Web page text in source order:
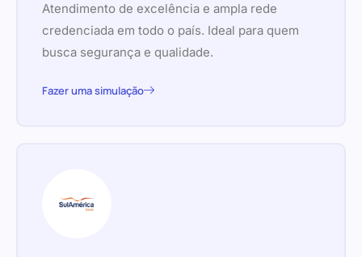
Atendimento de excelência e ampla rede
credenciada em todo o país. Ideal para quem
busca segurança e qualidade.
Fazer uma simulação